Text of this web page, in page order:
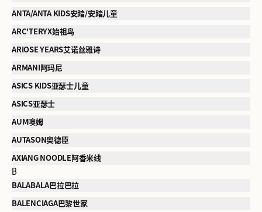
ANTA/ANTA KIDS安踏/安踏儿童
ARC'TERYX始祖鸟
ARIOSE YEARS艾诺丝雅诗
ARMANI阿玛尼
ASICS KIDS亚瑟士儿童
ASICS亚瑟士
AUM噢姆
AUTASON奥德臣
AXIANG NOODLE阿香米线
B
BALABALA巴拉巴拉
BALENCIAGA巴黎世家